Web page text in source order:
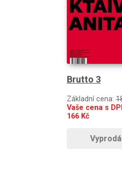
Brutto 3
Základní cena:
Vaše cena s
166 Kč